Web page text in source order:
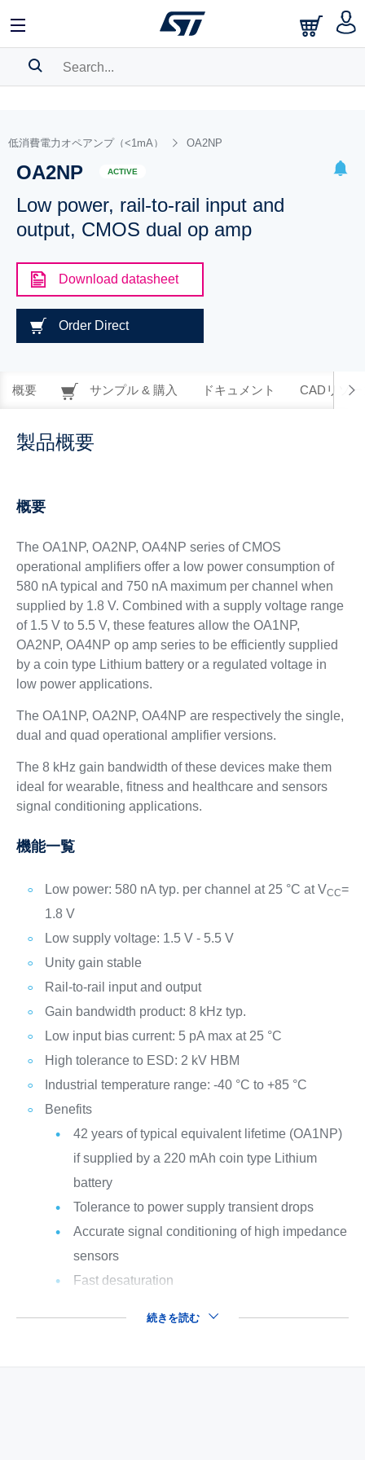
BOOKMARK
Pleaselog in to show your saved searches.
低消費電力オペアンプ（<1mA） OA2NP
OA2NP ACTIVE
Low power, rail-to-rail input and
output, CMOS dual op amp
Download datasheet
Order Direct
概要 サンプル & 購入 ドキュメント CADリソー
製品概要
概要
The OA1NP, OA2NP, OA4NP series of CMOS
operational amplifiers offer a low power consumption of
580 nA typical and 750 nA maximum per channel when
supplied by 1.8 V. Combined with a supply voltage range
of 1.5 V to 5.5 V, these features allow the OA1NP,
OA2NP, OA4NP op amp series to be efficiently supplied
by a coin type Lithium battery or a regulated voltage in
low power applications.
The OA1NP, OA2NP, OA4NP are respectively the single,
dual and quad operational amplifier versions.
The 8 kHz gain bandwidth of these devices make them
ideal for wearable, fitness and healthcare and sensors
signal conditioning applications.
機能一覧
Low power: 580 nA typ. per channel at 25 °C at VCC=
1.8 V
Low supply voltage: 1.5 V - 5.5 V
Unity gain stable
Rail-to-rail input and output
Gain bandwidth product: 8 kHz typ.
Low input bias current: 5 pA max at 25 °C
High tolerance to ESD: 2 kV HBM
Industrial temperature range: -40 °C to +85 °C
Benefits
42 years of typical equivalent lifetime (OA1NP)
if supplied by a 220 mAh coin type Lithium
battery
Tolerance to power supply transient drops
Accurate signal conditioning of high impedance
sensors
Fast desaturation
続きを読む